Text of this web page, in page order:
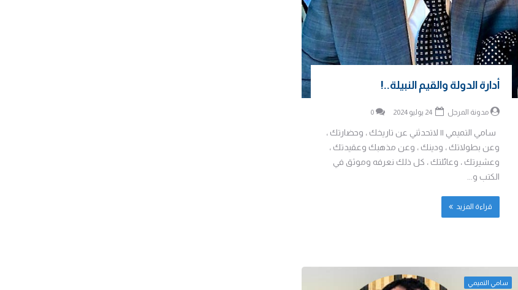
أدارة الدولة والقيم النبيلة..!
مدونة المرجل 24 يوليو 2024 0
سامي التميمي || لاتحدثني عن تاريخك ، وحضارتك ،
وعن بطولاتك ، ودينك ، وعن مذهبك وعقيدتك ،
وعشيرتك ، وعائلتك ، كل ذلك نعرفه وموثق في
الكتب و...
قراءة المزيد
سامي التميمي